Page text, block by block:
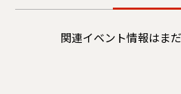
関連イベント情報はま